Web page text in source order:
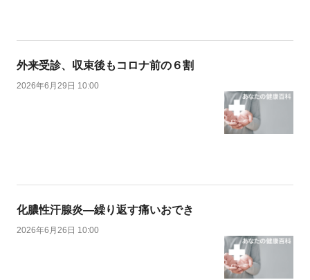
外来受診、収束後もコロナ前の６割
2026年6月29日 10:00
化膿性汗腺炎―繰り返す痛いおでき
2026年6月26日 10:00